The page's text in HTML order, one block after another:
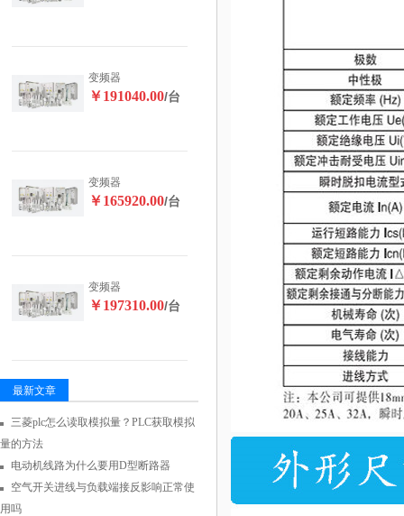
变频器
￥191040.00/台
变频器
￥165920.00/台
变频器
￥197310.00/台
最新文章
三菱plc怎么读取模拟量？PLC获取模拟
量的方法
电动机线路为什么要用D型断路器
空气开关进线与负载端接反影响正常使
用吗